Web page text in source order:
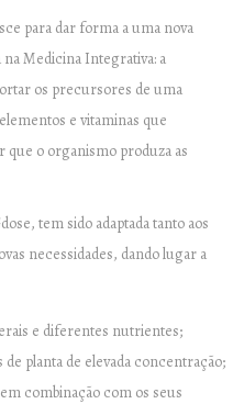
para dar forma a uma nova
Medicina Integrativa: a
os precursores de uma
e vitaminas que
o organismo produza as
tem sido adaptada tanto aos
necessidades, dando lugar a
e diferentes nutrientes;
planta de elevada concentração;
combinação com os seus